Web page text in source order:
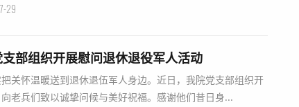
29
部组织开展慰问退休退役军人活动
关怀温暖送到退休退伍军人身边。近日，我院党支部组织开
老兵们致以诚挚问候与美好祝福。感谢他们昔日身...